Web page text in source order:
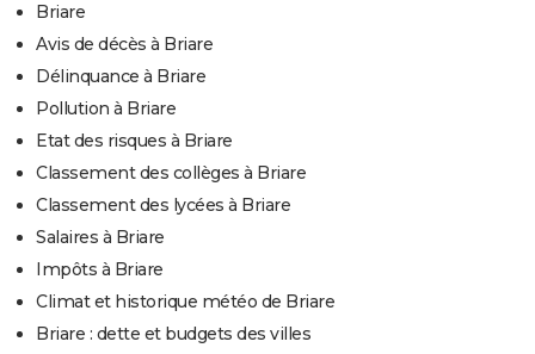
Briare
Avis de décès à Briare
Délinquance à Briare
Pollution à Briare
Etat des risques à Briare
Classement des collèges à Briare
Classement des lycées à Briare
Salaires à Briare
Impôts à Briare
Climat et historique météo de Briare
Briare : dette et budgets des villes